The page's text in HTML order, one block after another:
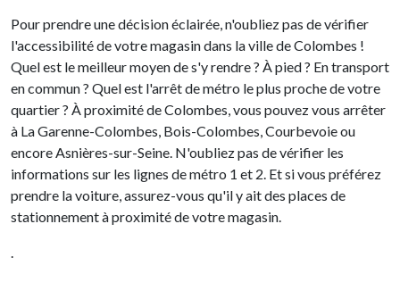
Pour prendre une décision éclairée, n'oubliez pas de vérifier
l'accessibilité de votre magasin dans la ville de Colombes !
Quel est le meilleur moyen de s'y rendre ? À pied ? En transport
en commun ? Quel est l'arrêt de métro le plus proche de votre
quartier ? À proximité de Colombes, vous pouvez vous arrêter
à La Garenne-Colombes, Bois-Colombes, Courbevoie ou
encore Asnières-sur-Seine. N'oubliez pas de vérifier les
informations sur les lignes de métro 1 et 2. Et si vous préférez
prendre la voiture, assurez-vous qu'il y ait des places de
stationnement à proximité de votre magasin.
.